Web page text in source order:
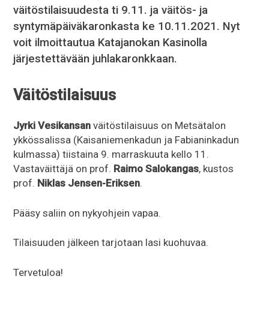
väitöstilaisuudesta ti 9.11. ja väitös- ja
syntymäpäiväkaronkasta ke 10.11.2021. Nyt
voit ilmoittautua Katajanokan Kasinolla
järjestettävään juhlakaronkkaan.
Väitöstilaisuus
Jyrki Vesikansan väitöstilaisuus on Metsätalon
ykkössalissa (Kaisaniemenkadun ja Fabianinkadun
kulmassa) tiistaina 9. marraskuuta kello 11.
Vastaväittäjä on prof. Raimo Salokangas, kustos
prof. Niklas Jensen-Eriksen.
Pääsy saliin on nykyohjein vapaa.
Tilaisuuden jälkeen tarjotaan lasi kuohuvaa.
Tervetuloa!